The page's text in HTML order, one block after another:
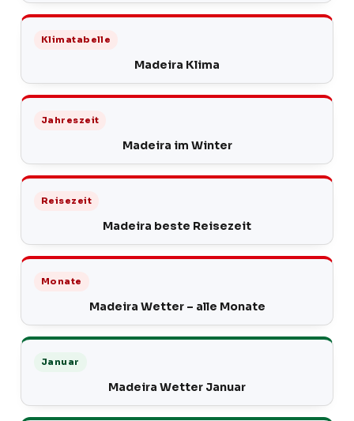
Klimatabelle
Madeira Klima
Jahreszeit
Madeira im Winter
Reisezeit
Madeira beste Reisezeit
Monate
Madeira Wetter – alle Monate
Januar
Madeira Wetter Januar